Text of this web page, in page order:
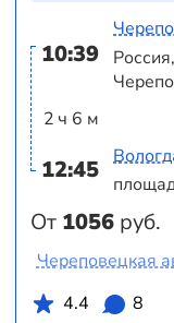
10:39
2 ч 6 м
12:45
От 1056 руб.
Череповецкая
4.4
8